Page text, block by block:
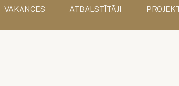
VAKANCES ATBALSTĪTĀJI